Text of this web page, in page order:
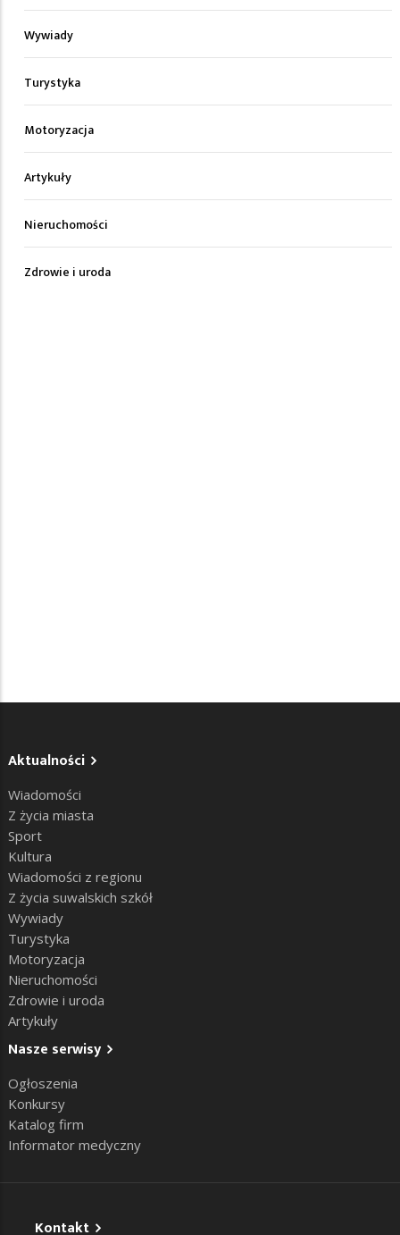
Wywiady
Turystyka
Motoryzacja
Artykuły
Nieruchomości
Zdrowie i uroda
Aktualności
Wiadomości
Z życia miasta
Sport
Kultura
Wiadomości z regionu
Z życia suwalskich szkół
Wywiady
Turystyka
Motoryzacja
Nieruchomości
Zdrowie i uroda
Artykuły
Nasze serwisy
Ogłoszenia
Konkursy
Katalog firm
Informator medyczny
Kontakt